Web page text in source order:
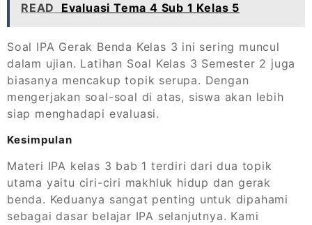
READ Evaluasi Tema 4 Sub 1 Kelas 5
Soal IPA Gerak Benda Kelas 3 ini sering muncul
dalam ujian. Latihan Soal Kelas 3 Semester 2 juga
biasanya mencakup topik serupa. Dengan
mengerjakan soal-soal di atas, siswa akan lebih
siap menghadapi evaluasi.
Kesimpulan
Materi IPA kelas 3 bab 1 terdiri dari dua topik
utama yaitu ciri-ciri makhluk hidup dan gerak
benda. Keduanya sangat penting untuk dipahami
sebagai dasar belajar IPA selanjutnya. Kami